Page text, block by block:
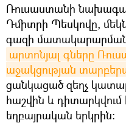
Ռուսաստանի
Դմիտրի Պեսկովը,
գազի մատակարարման
արտոնյալ գները
աջակցության
ցանկացած զեղչ
հաշվին և դիտարկվում
եղբայրական երկրին։